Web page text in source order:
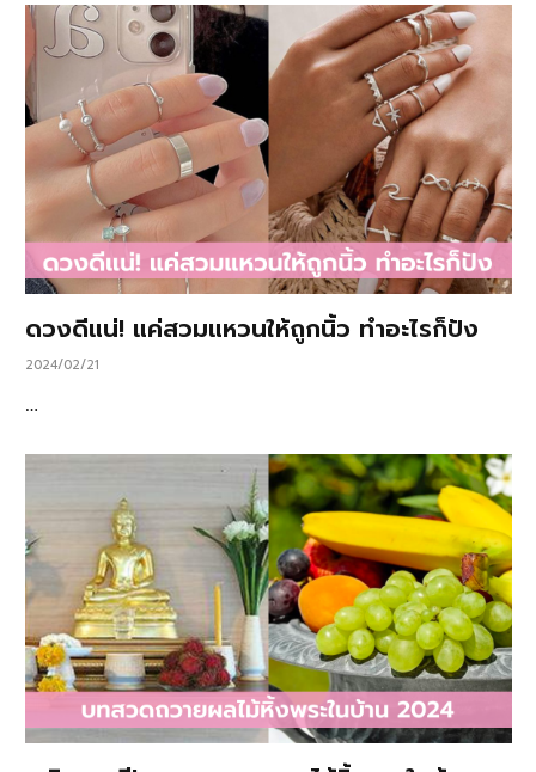
ดวงดีแน่! แค่สวมแหวนให้ถูกนิ้ว ทำอะไรก็ปัง
2024/02/21
…